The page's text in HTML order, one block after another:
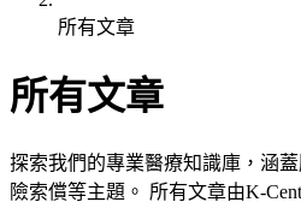
所有文章
所有文章
探索我們的專業醫療知識庫，涵
險索償等主題。 所有文章由K-